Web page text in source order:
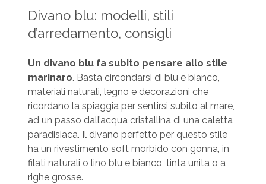
Divano blu: modelli, stili
d’arredamento, consigli
Un divano blu fa subito pensare allo stile
marinaro. Basta circondarsi di blu e bianco,
materiali naturali, legno e decorazioni che
ricordano la spiaggia per sentirsi subito al mare,
ad un passo dall’acqua cristallina di una caletta
paradisiaca. Il divano perfetto per questo stile
ha un rivestimento soft morbido con gonna, in
filati naturali o lino blu e bianco, tinta unita o a
righe grosse.